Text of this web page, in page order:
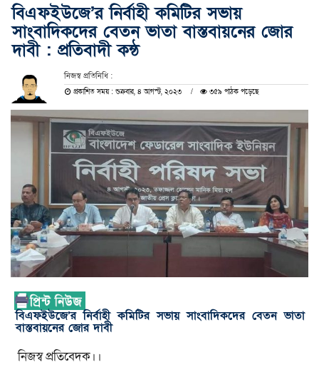
বিএফইউজে’র নির্বাহী কমিটির সভায়
সাংবাদিকদের বেতন ভাতা বাস্তবায়নের জোর
দাবী : প্রতিবাদী কন্ঠ
নিজস্ব প্রতিনিধি :
প্রকাশিত সময় : শুক্রবার, ৪ আগস্ট, ২০২৩ ৩৫৯ পাঠক পড়েছে
বিএফইউজে’র নির্বাহী কমিটির সভায় সাংবাদিকদের বেতন ভাতা
বাস্তবায়নের জোর দাবী
নিজস্ব প্রতিবেদক।।